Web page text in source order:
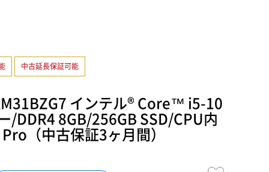
中古延長保証可能
インテル® Core™ i5-10
/DDR4 8GB/256GB SSD/CPU内
（中古保証3ヶ月間）